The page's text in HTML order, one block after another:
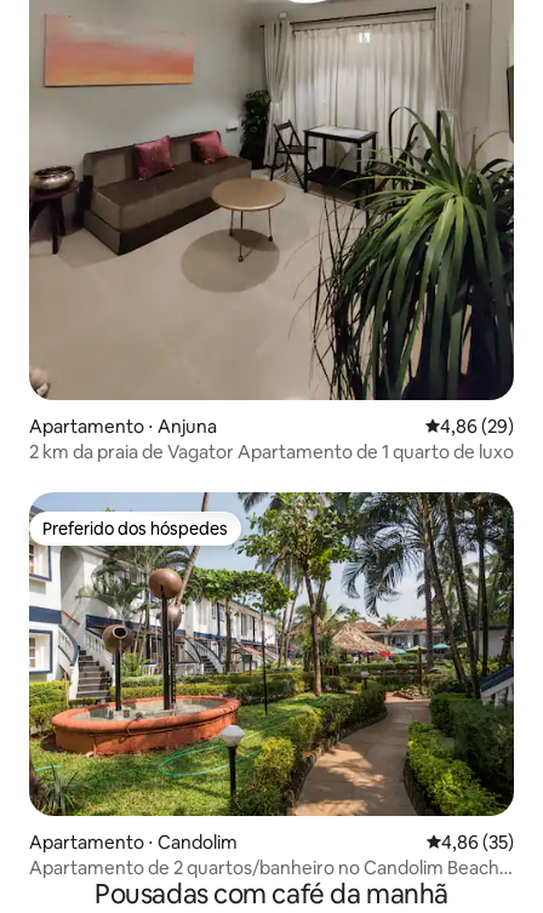
Apartamento ⋅ Anjuna 4,86 de uma
4,86 (29)
2 km da praia de Vagator Apartamento de 1 quarto de luxo
Preferido dos hóspedes
Preferido dos hóspedes
Apartamento ⋅ Candolim 4,86 de uma
4,86 (35)
Apartamento de 2 quartos/banheiro no Candolim Beach
Resort/vista para o jardim
Pousadas com café da manhã